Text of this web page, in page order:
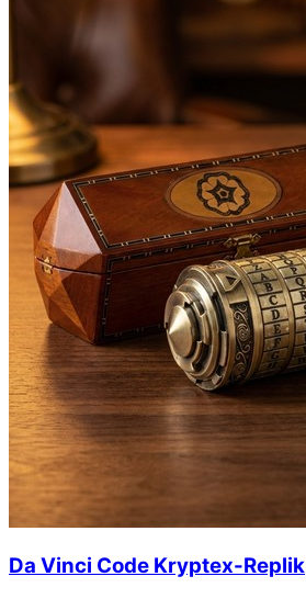
Da Vinci Code Kryptex-Replik